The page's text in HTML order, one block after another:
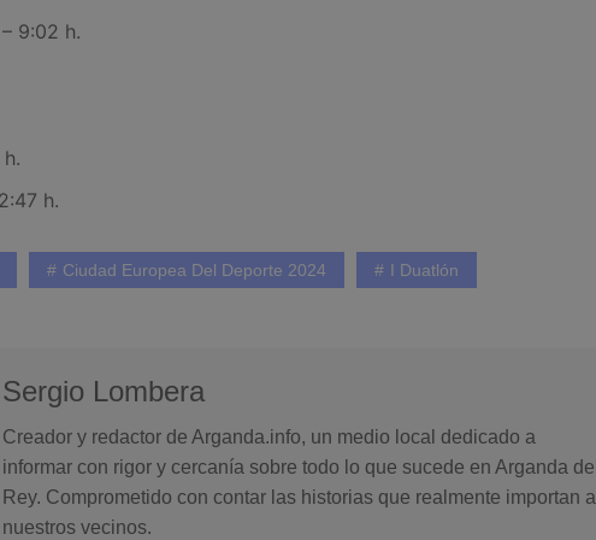
9:02 h.
h.
h.
Ciudad Europea Del Deporte 2024 I Duatlón
Sergio Lombera
Creador y redactor de Arganda.info, un medio local dedicado a
informar con rigor y cercanía sobre todo lo que sucede en Arganda del
Rey. Comprometido con contar las historias que realmente importan a
nuestros vecinos.